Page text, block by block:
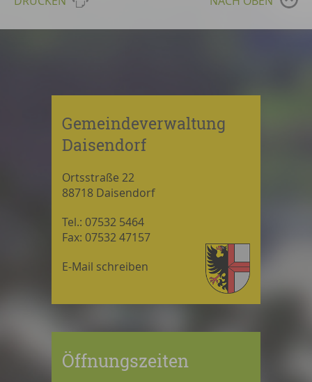
Gemeindeverwaltung
Daisendorf
Ortsstraße 22
88718 Daisendorf
Tel.: 07532 5464
Fax: 07532 47157
E-Mail schreiben
Öffnungszeiten